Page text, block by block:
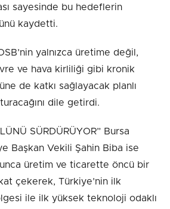
sayesinde bu hedeflerin
kaydetti.
yalnızca üretime değil,
ve hava kirliliği gibi kronik
de katkı sağlayacak planlı
dile getirdi.
SÜRDÜRÜYOR” Bursa
Başkan Vekili Şahin Biba ise
üretim ve ticarette öncü bir
çekerek, Türkiye’nin ilk
ile ilk yüksek teknoloji odaklı